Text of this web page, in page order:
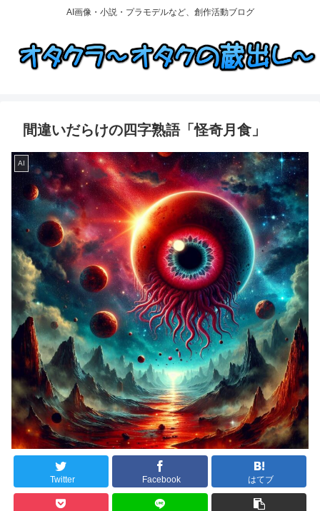
AI画像・小説・プラモデルなど、創作活動ブログ
間違いだらけの四字熟語「怪奇月食」
AI
Twitter Facebook はてブ